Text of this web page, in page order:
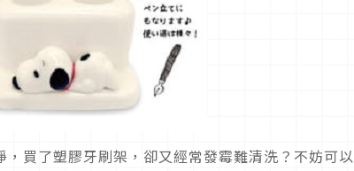
買了塑膠牙刷架，卻又經常發霉難清洗？不妨可以